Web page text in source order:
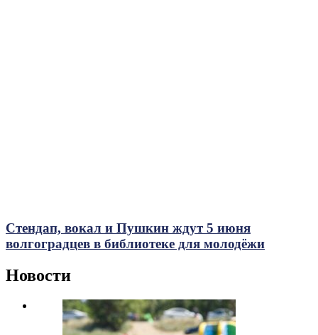
Стендап, вокал и Пушкин ждут 5 июня
волгоградцев в библиотеке для молодёжи
Новости